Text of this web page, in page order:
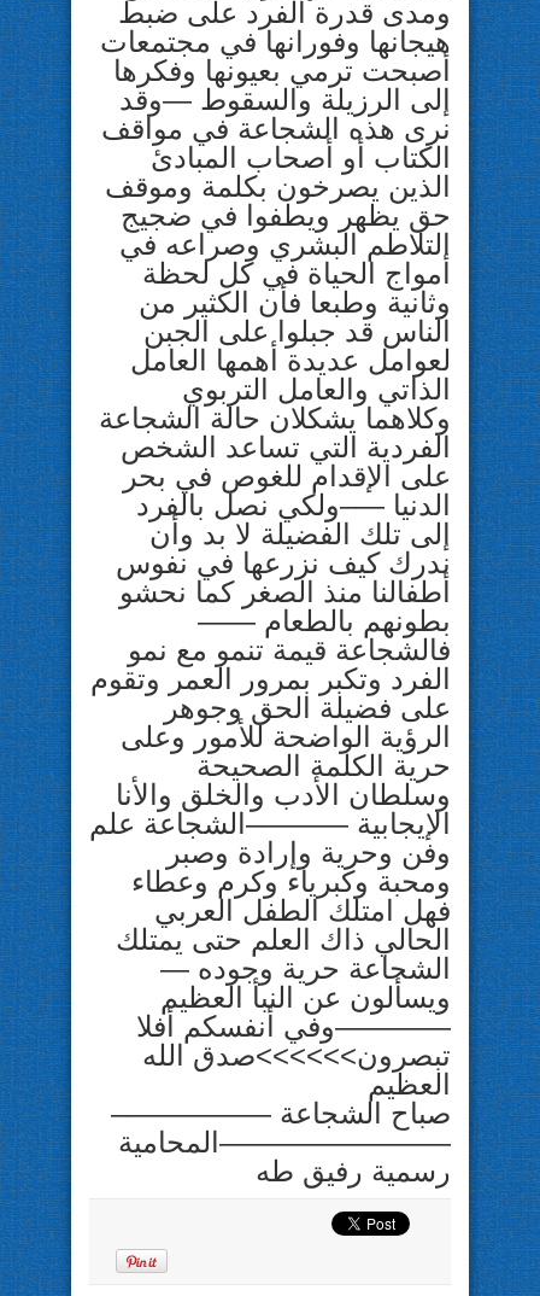
ومدى قدرة الفرد على ضبط
هيجانها وفورانها في مجتمعات
أصبحت ترمي بعيونها وفكرها
إلى الرزيلة والسقوط —وقد
نرى هذه الشجاعة في مواقف
الكتاب أو أصحاب المبادئ
الذين يصرخون بكلمة وموقف
حق يظهر ويطفوا في ضجيج
التلاطم البشري وصراعه في
أمواج الحياة في كل لحظة
وثانية وطبعا فأن الكثير من
الناس قد جبلوا على الجبن
لعوامل عديدة أهمها العامل
الذاتي والعامل التربوي
وكلاهما يشكلان حالة الشجاعة
الفردية التي تساعد الشخص
على الإقدام للغوص في بحر
الدنيا —–ولكي نصل بالفرد
إلى تلك الفضيلة لا بد وأن
ندرك كيف نزرعها في نفوس
أطفالنا منذ الصغر كما نحشو
بطونهم بالطعام ——
فالشجاعة قيمة تنمو مع نمو
الفرد وتكبر بمرور العمر وتقوم
على فضيلة الحق وجوهر
الرؤية الواضحة للأمور وعلى
حرية الكلمة الصحيحة
وسلطان الأدب والخلق والأنا
الإيجابية ———–الشجاعة علم
وفن وحرية وإرادة وصبر
ومحبة وكبرياء وكرم وعطاء
فهل امتلك الطفل العربي
الحالي ذاك العلم حتى يمتلك
الشجاعة حرية وجوده —
ويسألون عن النبأ العظيم
————وفي أنفسكم أفلا
تبصرون>>>>>>صدق الله
العظيم
صباح الشجاعة —————–
————————المحامية
رسمية رفيق طه